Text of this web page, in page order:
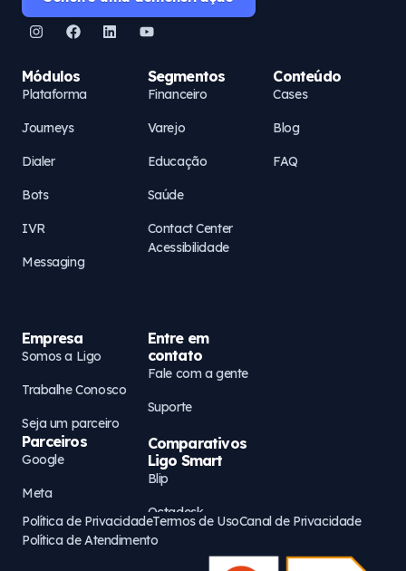
Módulos
Plataforma
Journeys
Dialer
Bots
IVR
Messaging
Segmentos
Financeiro
Varejo
Educação
Saúde
Contact Center
Acessibilidade
Conteúdo
Cases
Blog
FAQ
Empresa
Somos a Ligo
Trabalhe Conosco
Seja um parceiro
Parceiros
Google
Meta
AWS
Entre em
contato
Fale com a gente
Suporte
Comparativos
Ligo Smart
Blip
Octadesk
Zenvia
Política de PrivacidadeTermos de UsoCanal de Privacidade
Política de Atendimento